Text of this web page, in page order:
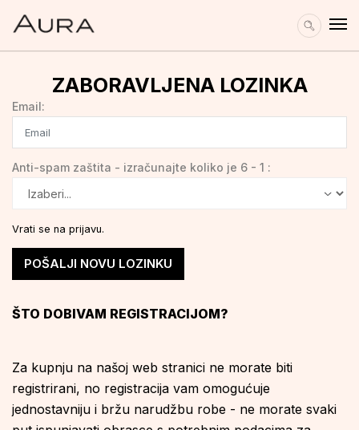
ZABORAVLJENA LOZINKA
Email:
Anti-spam zaštita - izračunajte koliko je 6 - 1 :
Vrati se na prijavu.
POŠALJI NOVU LOZINKU
ŠTO DOBIVAM REGISTRACIJOM?
Za kupnju na našoj web stranici ne morate biti
registrirani, no registracija vam omogućuje
jednostavniju i bržu narudžbu robe - ne morate svaki